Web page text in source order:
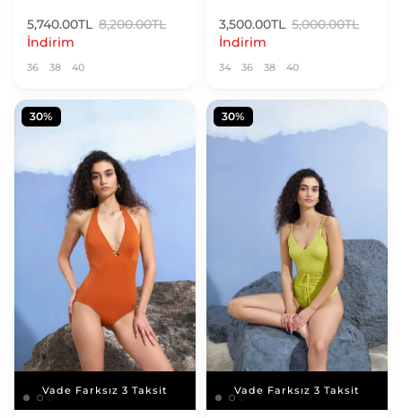
5,740.00TL 8,200.00TL
İndirim
36 38 40
3,500.00TL 5,000.00TL
İndirim
34 36 38 40
Vade Farksız 3 Taksit
Vade Farksız 3 Taksit
30%
Vade Farksız 3 Taksit
Vade Farksız 3 Taksit
30%